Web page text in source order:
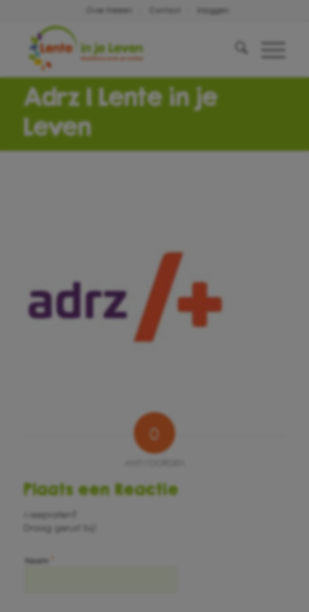
Over Heleen Inloggen
Adrz | Lente in je
Leven
0
Plaats een Reactie
Meepraten?
Draag gerust bij!
Naam